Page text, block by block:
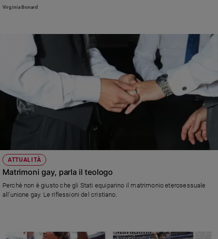
Teologica Internazionale. Uomo di relazioni e vicinanza alla sua gente, già
Virginia Bonard
ATTUALITÀ
Matrimoni gay, parla il teologo
Perchè non è giusto che gli Stati equiparino il matrimonio eterosessuale
all'unione gay. Le riflessioni del cristiano.